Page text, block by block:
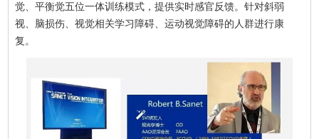
觉、平衡觉五位一体训练模式，提供实时感官反馈。针对斜弱
视、脑损伤、视觉相关学习障碍、运动视觉障碍的人群进行康
复。